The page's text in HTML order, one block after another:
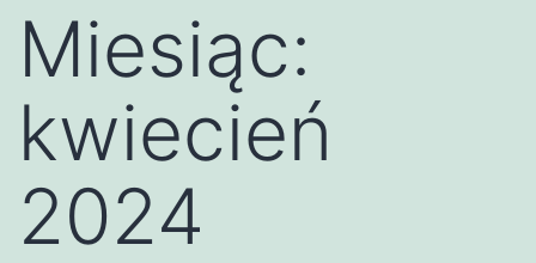
Miesiąc:
kwiecień
2024